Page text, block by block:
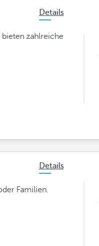
Details
zahlreiche
Details
Familien.